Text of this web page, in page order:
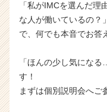
「私がIMCを選んだ
な人が働いているの？
で、何でも本音でお答
「ほんの少し気にな
す！
まずは個別説明会へご